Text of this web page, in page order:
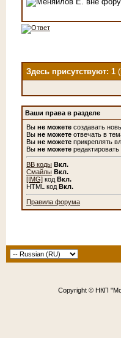
Здесь присутствуют: 1
Ваши права в разделе
Вы не можете создавать
Вы не можете отвечать в
Вы не можете прикреплять
Вы не можете
BB коды Вкл.
Смайлы Вкл.
[IMG] код Вкл.
HTML код Вкл.
Правила форума
Copyright © НКП